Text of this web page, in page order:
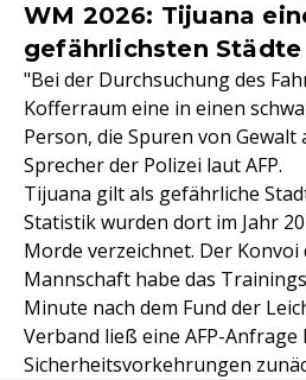
WM 2026: Tijuana
gefährlichsten Städte
"Bei der Durchsuchung des
Kofferraum eine in einen
Person, die Spuren von Gewalt
Sprecher der Polizei laut AFP.
Tijuana gilt als gefährliche
Statistik wurden dort im Jahr
Morde verzeichnet. Der Konvoi
Mannschaft habe das
Minute nach dem Fund der
Verband ließ eine AFP-Anfrage
Sicherheitsvorkehrungen